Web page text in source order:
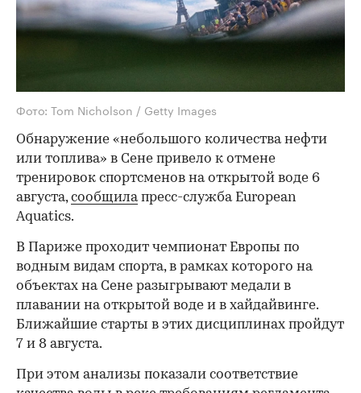
Фото: Tom Nicholson / Getty Images
Обнаружение «небольшого количества нефти
или топлива» в Сене привело к отмене
тренировок спортсменов на открытой воде 6
августа,сообщилапресс-служба European
Aquatics.
В Париже проходит чемпионат Европы по
водным видам спорта, в рамках которого на
объектах на Сене разыгрывают медали в
плавании на открытой воде и в хайдайвинге.
Ближайшие старты в этих дисциплинах пройдут
7 и 8 августа.
При этом анализы показали соответствие